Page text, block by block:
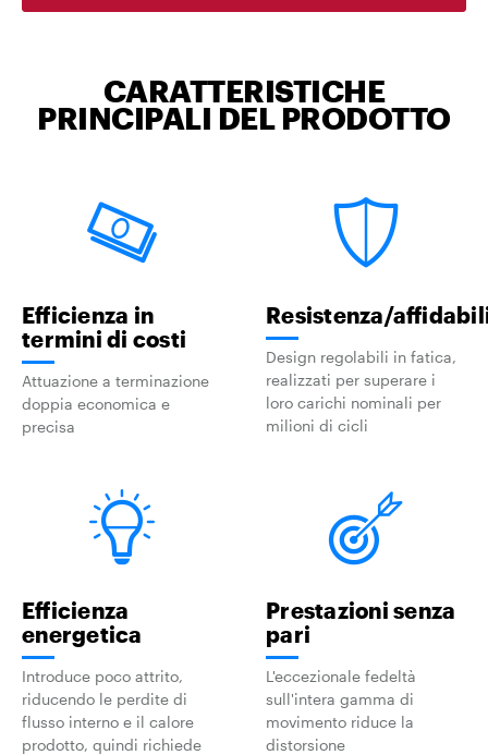
CARATTERISTICHE
PRINCIPALI DEL PRODOTTO
Efficienza in
termini di costi
Attuazione a terminazione
doppia economica e
precisa
Resistenza/
Design regolabili in fatica,
realizzati per superare i
loro carichi nominali per
milioni di cicli
Efficienza
energetica
Introduce poco attrito,
riducendo le perdite di
flusso interno e il calore
prodotto, quindi richiede
Prestazioni senza
pari
L'eccezionale fedeltà
sull'intera gamma di
movimento riduce la
distorsione